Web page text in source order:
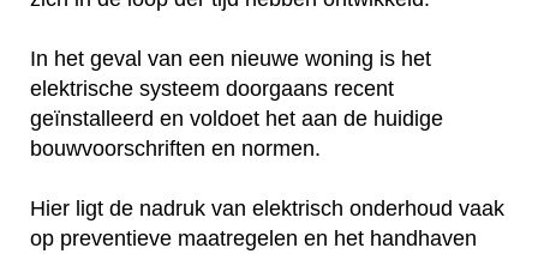
In het geval van een nieuwe woning is het
elektrische systeem doorgaans recent
geïnstalleerd en voldoet het aan de huidige
bouwvoorschriften en normen.
Hier ligt de nadruk van elektrisch onderhoud vaak
op preventieve maatregelen en het handhaven